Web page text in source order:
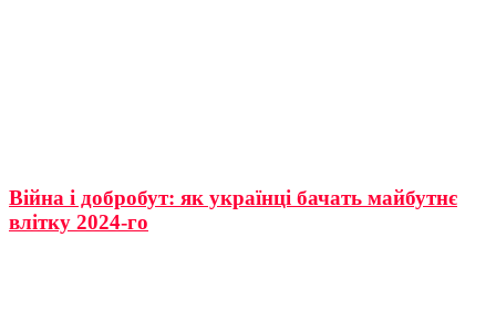
Війна і добробут: як українці бачать майбутнє
влітку 2024-го